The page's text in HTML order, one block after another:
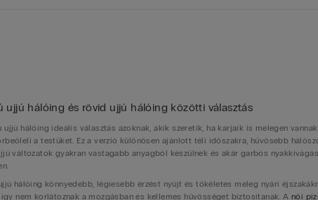
ujjú hálóing és rövid ujjú hálóing közötti választás
ujjú hálóing ideális választás azoknak, akik szeretik, ha karjaik is melegen
a testüket. Ez a verzió különösen ajánlott téli időszakra, hűvösebb
változatok gyakran vastagabb anyagból készülnek és akár garbós
hálóing könnyedebb, légiesebb érzést nyújt és tökéletes meleg nyári
nem korlátoznak a mozgásban és kellemes hűvösséget biztosítanak. Anői